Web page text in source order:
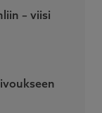
– viisi